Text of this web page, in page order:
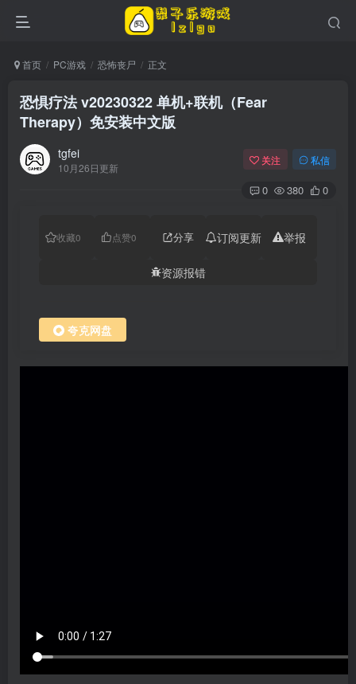
首页 PC游戏 恐怖丧尸 正文
恐惧疗法 v20230322 单机+联机（Fear
Therapy）免安装中文版
tgfei
10月26日更新
关注 私信
0 380 0
收藏0 点赞0 分享 订阅更新 举报
资源报错
夸克网盘